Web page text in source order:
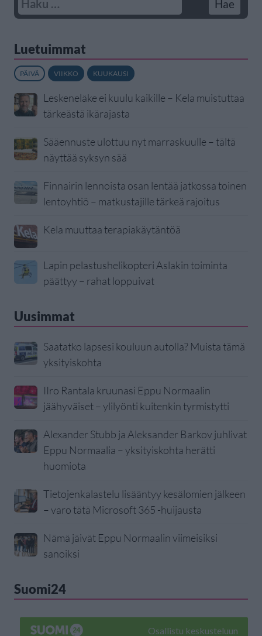
Luetuimmat
PÄIVÄ VIIKKO KUUKAUSI
Leskeneläke ei kuulu kaikille – Kela muistuttaa
tärkeästä ikärajasta
Sääennuste ulottuu nyt marraskuulle – tältä
näyttää syksyn sää
Finnairin lennoista osan lentää jatkossa toinen
lentoyhtiö – matkustajille tärkeä rajoitus
Kela muuttaa terapiakäytäntöä
Lapin pelastushelikopteri Aslakin toiminta
päättyy – rahat loppuivat
Uusimmat
Saatatko lapsesi kouluun autolla? Muista tämä
yksityiskohta
IIro Rantala kruunasi Eppu Normaalin
jäähyväiset – ylilyönti kuitenkin tyrmistytti
Alexander Stubb ja Aleksander Barkov juhlivat
Eppu Normaalia – yksityiskohta herätti
huomiota
Tietojenkalastelu lisääntyy kesälomien jälkeen
– varo tätä Microsoft 365 -huijausta
Nämä jäivät Eppu Normaalin viimeisiksi
sanoiksi
Suomi24